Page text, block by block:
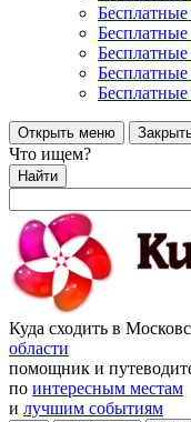
Бесплатные
Открыть меню
Что ищем?
Найти
Куда сходить в
области
помощник и
по интересным местам
и лучшим событиям